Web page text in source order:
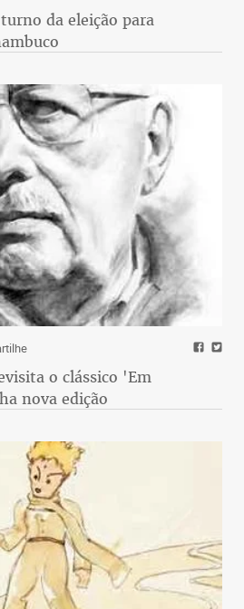
da eleição para
o clássico 'Em
nova edição